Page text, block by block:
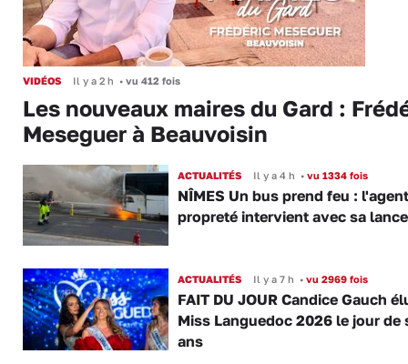
VIDÉOS Il y a 2 h • vu 412 fois
Les nouveaux maires du Gard :
Meseguer à Beauvoisin
ACTUALITÉS Il y a 4 h •vu 1334 fois
NÎMES Un bus prend feu :
propreté intervient avec sa lance
ACTUALITÉS Il y a 7 h •vu 2969 fois
FAIT DU JOUR Candice Gauch
Miss Languedoc 2026 le jour de
ans